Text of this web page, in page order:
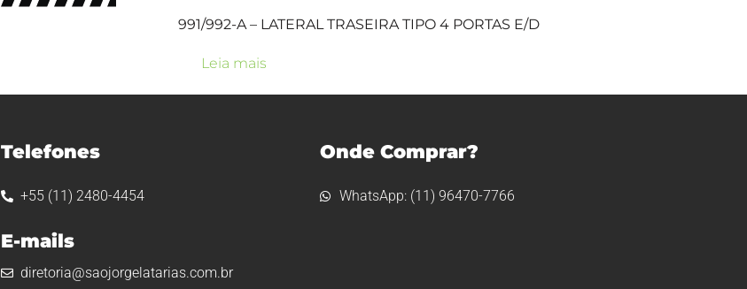
991/992-A – LATERAL TRASEIRA TIPO 4 PORTAS E/D
Leia mais
Telefones
+55 (11) 2480-4454
E-mails
diretoria@saojorgelatarias.com.br
Onde Comprar?
WhatsApp: (11) 96470-7766